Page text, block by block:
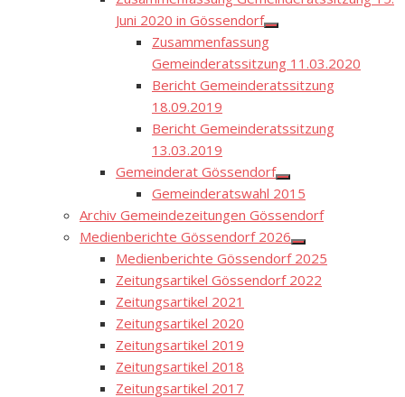
Juni 2020 in Gössendorf
Show
menu
Zusammenfassung
Gemeinderatssitzung 11.03.2020
Bericht Gemeinderatssitzung
18.09.2019
Bericht Gemeinderatssitzung
13.03.2019
Gemeinderat Gössendorf
Show
sub
menu
Gemeinderatswahl 2015
Archiv Gemeindezeitungen Gössendorf
Medienberichte Gössendorf 2026
Show
sub
menu
Medienberichte Gössendorf 2025
Zeitungsartikel Gössendorf 2022
Zeitungsartikel 2021
Zeitungsartikel 2020
Zeitungsartikel 2019
Zeitungsartikel 2018
Zeitungsartikel 2017